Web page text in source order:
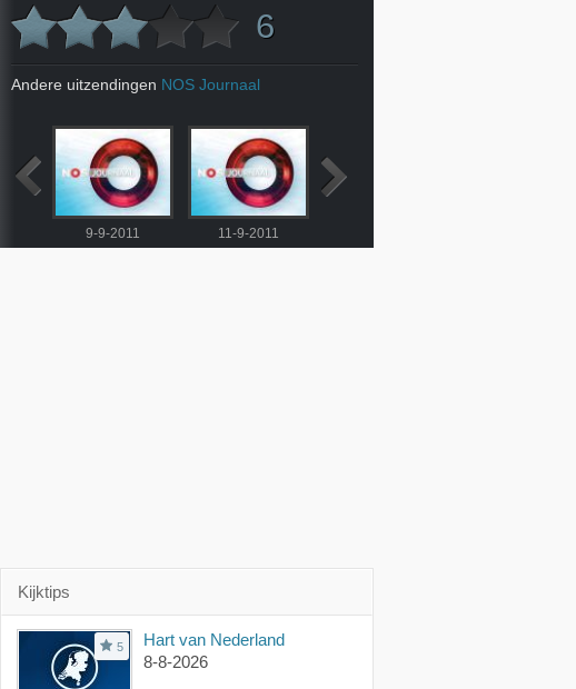
6
Andere uitzendingen NOS Journaal
9-9-2011 11-9-2011
Kijktips
5
Hart van Nederland
8-8-2026